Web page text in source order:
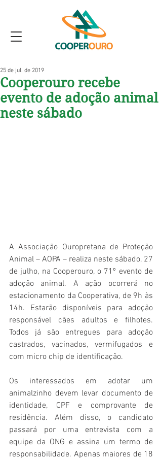
Cooperouro recebe
evento de adoção animal
neste sábado
25 de jul. de 2019
A Associação Ouropretana de Proteção
Animal – AOPA – realiza neste sábado, 27
de julho, na Cooperouro, o 71º evento de
adoção animal. A ação ocorrerá no
estacionamento da Cooperativa, de 9h às
14h. Estarão disponíveis para adoção
responsável cães adultos e filhotes.
Todos já são entregues para adoção
castrados, vacinados, vermifugados e
com micro chip de identificação.
Os interessados em adotar um
animalzinho devem levar documento de
identidade, CPF e comprovante de
residência. Além disso, o candidato
passará por uma entrevista com a
equipe da ONG e assina um termo de
responsabilidade. Apenas maiores de 18